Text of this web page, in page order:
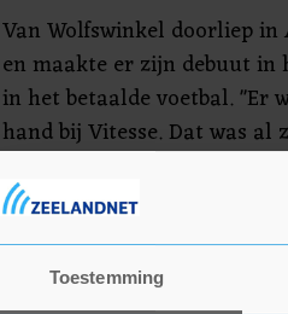
Toestemming
Van Wolfswinkel doorliep
en maakte er zijn debuut in
in het betaalde voetbal. "Er
hand bij Vitesse. Dat was
als je over langere tijd
misgaan. Het is pijnlijk
Van Wolfswinkel koestert